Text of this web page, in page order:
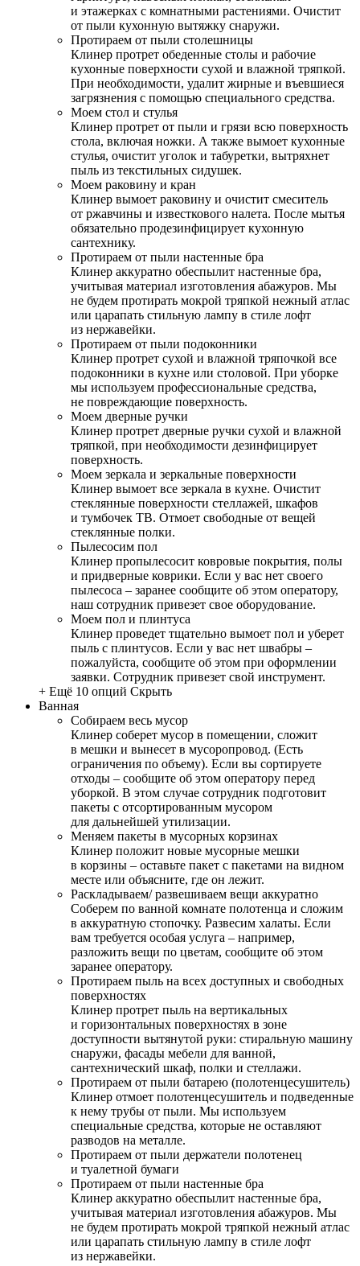
и этажерках с комнатными растениями. Очистит
от пыли кухонную вытяжку снаружи.
Протираем от пыли столешницы
Клинер протрет обеденные столы и рабочие
кухонные поверхности сухой и влажной тряпкой.
При необходимости, удалит жирные и въевшиеся
загрязнения с помощью специального средства.
Моем стол и стулья
Клинер протрет от пыли и грязи всю поверхность
стола, включая ножки. А также вымоет кухонные
стулья, очистит уголок и табуретки, вытряхнет
пыль из текстильных сидушек.
Моем раковину и кран
Клинер вымоет раковину и очистит смеситель
от ржавчины и известкового налета. После мытья
обязательно продезинфицирует кухонную
сантехнику.
Протираем от пыли настенные бра
Клинер аккуратно обеспылит настенные бра,
учитывая материал изготовления абажуров. Мы
не будем протирать мокрой тряпкой нежный атлас
или царапать стильную лампу в стиле лофт
из нержавейки.
Протираем от пыли подоконники
Клинер протрет сухой и влажной тряпочкой все
подоконники в кухне или столовой. При уборке
мы используем профессиональные средства,
не повреждающие поверхность.
Моем дверные ручки
Клинер протрет дверные ручки сухой и влажной
тряпкой, при необходимости дезинфицирует
поверхность.
Моем зеркала и зеркальные поверхности
Клинер вымоет все зеркала в кухне. Очистит
стеклянные поверхности стеллажей, шкафов
и тумбочек ТВ. Отмоет свободные от вещей
стеклянные полки.
Пылесосим пол
Клинер пропылесосит ковровые покрытия, полы
и придверные коврики. Если у вас нет своего
пылесоса – заранее сообщите об этом оператору,
наш сотрудник привезет свое оборудование.
Моем пол и плинтуса
Клинер проведет тщательно вымоет пол и уберет
пыль с плинтусов. Если у вас нет швабры –
пожалуйста, сообщите об этом при оформлении
заявки. Сотрудник привезет свой инструмент.
+ Ещё 10 опций Скрыть
Ванная
Собираем весь мусор
Клинер соберет мусор в помещении, сложит
в мешки и вынесет в мусоропровод. (Есть
ограничения по объему). Если вы сортируете
отходы – сообщите об этом оператору перед
уборкой. В этом случае сотрудник подготовит
пакеты с отсортированным мусором
для дальнейшей утилизации.
Меняем пакеты в мусорных корзинах
Клинер положит новые мусорные мешки
в корзины – оставьте пакет с пакетами на видном
месте или объясните, где он лежит.
Раскладываем/ развешиваем вещи аккуратно
Соберем по ванной комнате полотенца и сложим
в аккуратную стопочку. Развесим халаты. Если
вам требуется особая услуга – например,
разложить вещи по цветам, сообщите об этом
заранее оператору.
Протираем пыль на всех доступных и свободных
поверхностях
Клинер протрет пыль на вертикальных
и горизонтальных поверхностях в зоне
доступности вытянутой руки: стиральную машину
снаружи, фасады мебели для ванной,
сантехнический шкаф, полки и стеллажи.
Протираем от пыли батарею (полотенцесушитель)
Клинер отмоет полотенцесушитель и подведенные
к нему трубы от пыли. Мы используем
специальные средства, которые не оставляют
разводов на металле.
Протираем от пыли держатели полотенец
и туалетной бумаги
Протираем от пыли настенные бра
Клинер аккуратно обеспылит настенные бра,
учитывая материал изготовления абажуров. Мы
не будем протирать мокрой тряпкой нежный атлас
или царапать стильную лампу в стиле лофт
из нержавейки.